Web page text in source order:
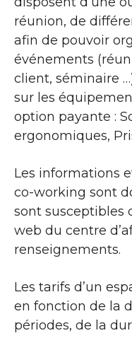
réunion, de
afin de pouvoir
événements
client, séminaire
sur les
option payante :
ergonomiques,
Les informations
co-working sont
sont susceptibles
web du centre
renseignements.
Les tarifs d’un
en fonction de la
périodes, de la